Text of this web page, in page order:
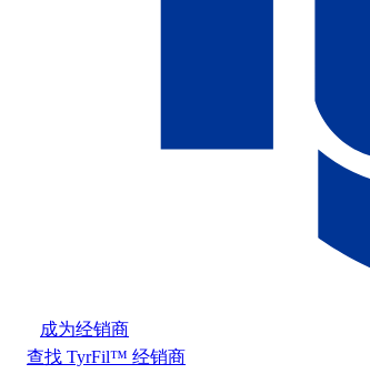
成为经销商
查找 TyrFil™ 经销商